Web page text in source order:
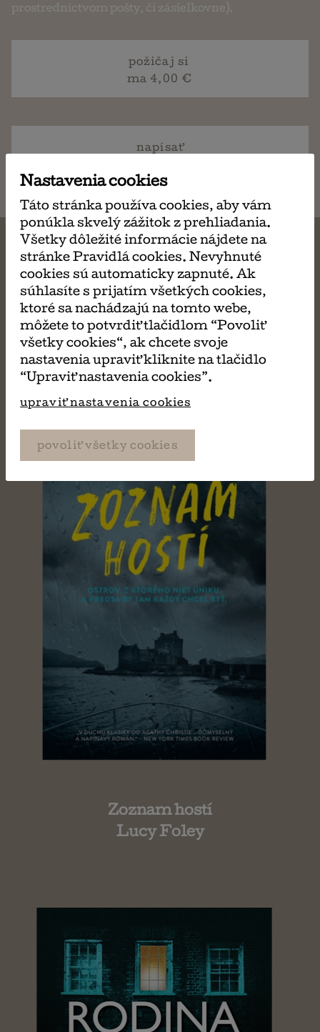
prostredníctvom pošty, či zásielkovne).
požičaj si
ma 4,00 €
napísať
MÔŽE SA VÁM TIEŽ
PÁČIŤ
Zoznam hostí
Lucy Foley
Nastavenia cookies
Táto stránka používa cookies, aby vám
ponúkla skvelý zážitok z prehliadania.
Všetky dôležité informácie nájdete na
stránke Pravidlá cookies. Nevyhnuté
cookies sú automaticky zapnuté. Ak
súhlasíte s prijatím všetkých cookies,
ktoré sa nachádzajú na tomto webe,
môžete to potvrdiť tlačidlom “Povoliť
všetky cookies“, ak chcete svoje
nastavenia upraviť kliknite na tlačidlo
“Upraviť nastavenia cookies”.
upraviť nastavenia cookies
povoliť všetky cookies